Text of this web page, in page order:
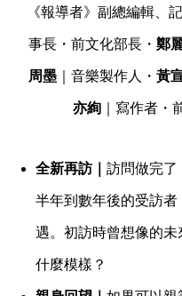
《報導者》副總編輯、
事長・前文化部長・ 鄭
周墨 ｜音樂製作人・ 黃
亦絢 ｜寫作者・
全新再訪｜ 訪問做完了
半年到數年後的受訪
遇。初訪時曾想像的
什麼模樣？